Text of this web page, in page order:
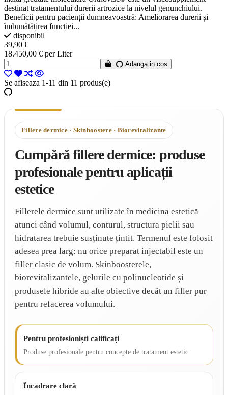
destinat tratamentului durerii artrozice la nivelul genunchiului.
Beneficii pentru pacienții dumneavoastră: Ameliorarea durerii și
îmbunătățirea funcției...
disponibil
39,90 €
18.450,00 € per Liter
Adauga in cos
Se afiseaza 1-11 din 11 produs(e)
Fillere dermice · Skinboostere · Biorevitalizante
Cumpără fillere dermice: produse
profesionale pentru aplicații
estetice
Fillerele dermice sunt utilizate în medicina estetică
atunci când volumul, conturul, structura pielii sau
hidratarea trebuie susținute țintit. Termenul este folosit
adesea prea larg: nu orice preparat injectabil este un
filler clasic de volum. Skinboosterele,
biorevitalizantele, gelurile cu polinucleotide și
produsele hibride au alte obiective decât un filler pur
pentru refacerea volumului.
Pentru profesioniști calificați
Produse profesionale pentru concepte de tratament estetic.
Încadrare clară